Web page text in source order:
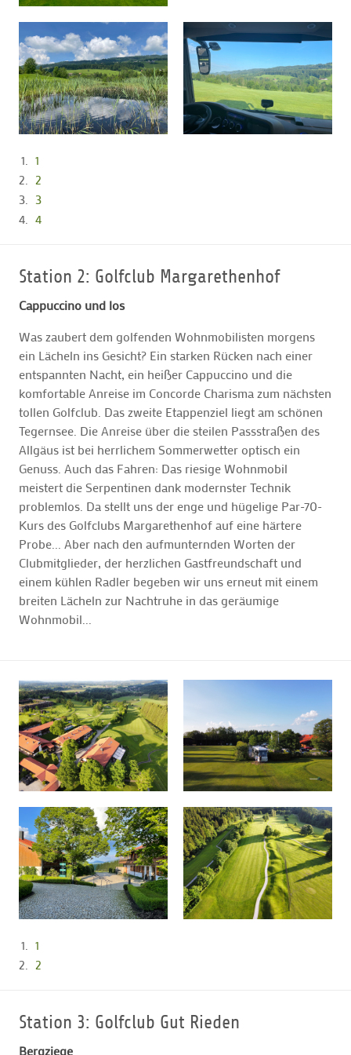
1
2
3
4
Station 2: Golfclub Margarethenhof
Cappuccino und los
Was zaubert dem golfenden Wohnmobilisten morgens
ein Lächeln ins Gesicht? Ein starken Rücken nach einer
entspannten Nacht, ein heißer Cappuccino und die
komfortable Anreise im Concorde Charisma zum nächsten
tollen Golfclub. Das zweite Etappenziel liegt am schönen
Tegernsee. Die Anreise über die steilen Passstraßen des
Allgäus ist bei herrlichem Sommerwetter optisch ein
Genuss. Auch das Fahren: Das riesige Wohnmobil
meistert die Serpentinen dank modernster Technik
problemlos. Da stellt uns der enge und hügelige Par-70-
Kurs des Golfclubs Margarethenhof auf eine härtere
Probe... Aber nach den aufmunternden Worten der
Clubmitglieder, der herzlichen Gastfreundschaft und
einem kühlen Radler begeben wir uns erneut mit einem
breiten Lächeln zur Nachtruhe in das geräumige
Wohnmobil...
1
2
Station 3: Golfclub Gut Rieden
Bergziege